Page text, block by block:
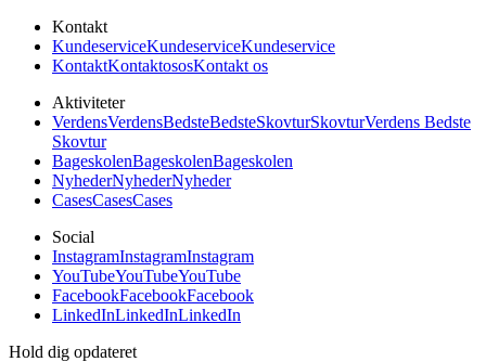
Kontakt
KundeserviceKundeserviceKundeservice
KontaktKontaktososKontakt os
Aktiviteter
VerdensVerdensBedsteBedsteSkovturSkovturVerdens Bedste
Skovtur
BageskolenBageskolenBageskolen
NyhederNyhederNyheder
CasesCasesCases
Social
InstagramInstagramInstagram
YouTubeYouTubeYouTube
FacebookFacebookFacebook
LinkedInLinkedInLinkedIn
Hold dig opdateret